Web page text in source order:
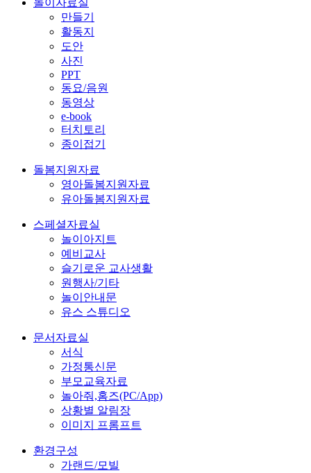
놀이자료실
만들기
활동지
도안
사진
PPT
동요/음원
동영상
e-book
터치토리
종이접기
돌봄지원자료
영아돌봄지원자료
유아돌봄지원자료
스페셜자료실
놀이아지트
예비교사
슬기로운 교사생활
원행사/기타
놀이안내문
유스 스튜디오
문서자료실
서식
가정통신문
부모교육자료
놀아줘,홈즈(PC/App)
상황별 알림장
이미지 프롬프트
환경구성
가랜드/모빌